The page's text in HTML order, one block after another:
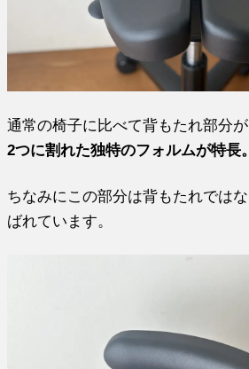
通常の椅子に比べて背もたれ部分
2つに割れた独特のフォルムが特長。
ちなみにこの部分は背もたれではな
ばれています。